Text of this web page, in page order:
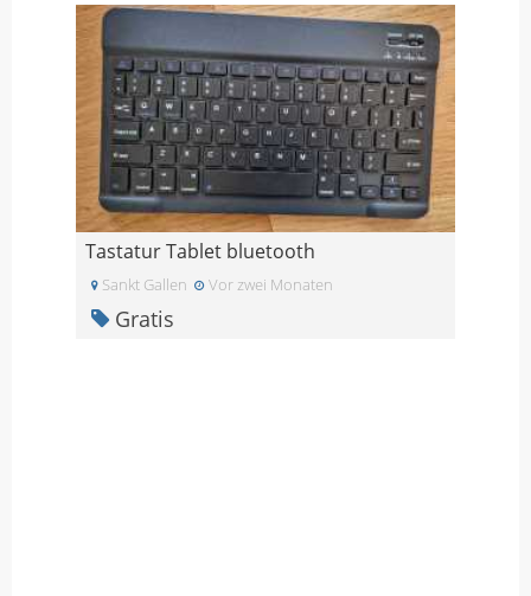
Tastatur Tablet bluetooth
Sankt Gallen Vor zwei Monaten
Gratis